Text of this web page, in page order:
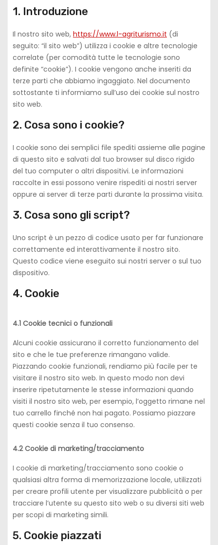
1. Introduzione
Il nostro sito web, https://www.l-agriturismo.it (di
seguito: “il sito web”) utilizza i cookie e altre tecnologie
correlate (per comodità tutte le tecnologie sono
definite “cookie”). I cookie vengono anche inseriti da
terze parti che abbiamo ingaggiato. Nel documento
sottostante ti informiamo sull’uso dei cookie sul nostro
sito web.
2. Cosa sono i cookie?
I cookie sono dei semplici file spediti assieme alle pagine
di questo sito e salvati dal tuo browser sul disco rigido
del tuo computer o altri dispositivi. Le informazioni
raccolte in essi possono venire rispediti ai nostri server
oppure ai server di terze parti durante la prossima visita.
3. Cosa sono gli script?
Uno script è un pezzo di codice usato per far funzionare
correttamente ed interattivamente il nostro sito.
Questo codice viene eseguito sui nostri server o sul tuo
dispositivo.
4. Cookie
4.1 Cookie tecnici o funzionali
Alcuni cookie assicurano il corretto funzionamento del
sito e che le tue preferenze rimangano valide.
Piazzando cookie funzionali, rendiamo più facile per te
visitare il nostro sito web. In questo modo non devi
inserire ripetutamente le stesse informazioni quando
visiti il nostro sito web, per esempio, l’oggetto rimane nel
tuo carrello finché non hai pagato. Possiamo piazzare
questi cookie senza il tuo consenso.
4.2 Cookie di marketing/tracciamento
I cookie di marketing/tracciamento sono cookie o
qualsiasi altra forma di memorizzazione locale, utilizzati
per creare profili utente per visualizzare pubblicità o per
tracciare l’utente su questo sito web o su diversi siti web
per scopi di marketing simili.
5. Cookie piazzati